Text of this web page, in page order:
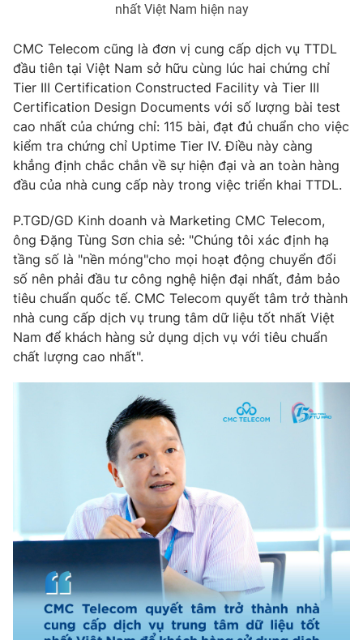
nhất Việt Nam hiện nay
CMC Telecom cũng là đơn vị cung cấp dịch vụ TTDL
đầu tiên tại Việt Nam sở hữu cùng lúc hai chứng chỉ
Tier III Certification Constructed Facility và Tier III
Certification Design Documents với số lượng bài test
cao nhất của chứng chỉ: 115 bài, đạt đủ chuẩn cho việc
kiểm tra chứng chỉ Uptime Tier IV. Điều này càng
khẳng định chắc chắn về sự hiện đại và an toàn hàng
đầu của nhà cung cấp này trong việc triển khai TTDL.
P.TGD/GD Kinh doanh và Marketing CMC Telecom,
ông Đặng Tùng Sơn chia sẻ: "Chúng tôi xác định hạ
tầng số là "nền móng"cho mọi hoạt động chuyển đổi
số nên phải đầu tư công nghệ hiện đại nhất, đảm bảo
tiêu chuẩn quốc tế. CMC Telecom quyết tâm trở thành
nhà cung cấp dịch vụ trung tâm dữ liệu tốt nhất Việt
Nam để khách hàng sử dụng dịch vụ với tiêu chuẩn
chất lượng cao nhất".